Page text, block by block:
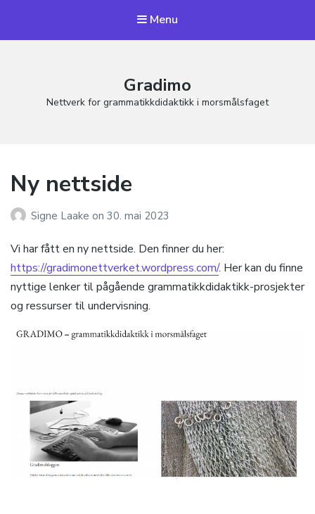
Menu
Gradimo
Nettverk for grammatikkdidaktikk i morsmålsfaget
Ny nettside
Signe Laake on 30. mai 2023
Vi har fått en ny nettside. Den finner du her:
https://gradimonettverket.wordpress.com/. Her kan du finne
nyttige lenker til pågående grammatikkdidaktikk-prosjekter
og ressurser til undervisning.